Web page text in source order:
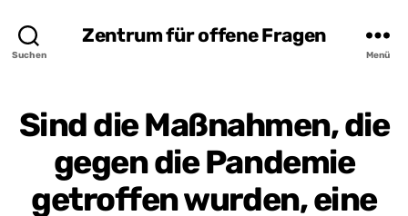
Suchen
Zentrum für offene Fragen
Menü
Sind die Maßnahmen, die
gegen die Pandemie
getroffen wurden, eine